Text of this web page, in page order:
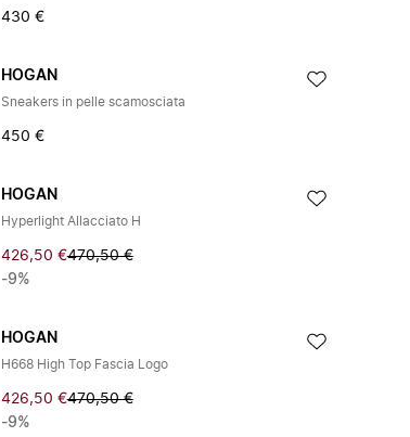
430 €
HOGAN
Sneakers in pelle scamosciata
450 €
HOGAN
Hyperlight Allacciato H
426,50 €470,50 €
-9%
HOGAN
H668 High Top Fascia Logo
426,50 €470,50 €
-9%